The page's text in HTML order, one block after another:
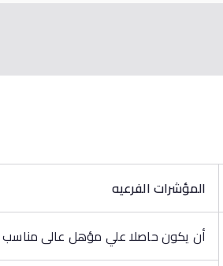
المؤشرات الفرعيه
أن يكون حاصلا علي مؤهل عالى مناسب